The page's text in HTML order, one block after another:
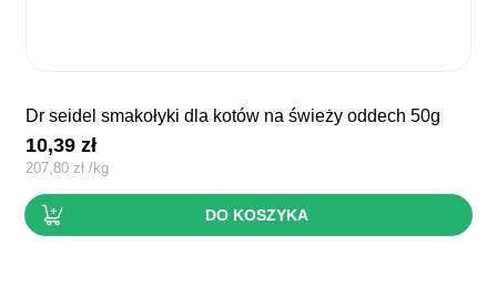
dr seidel smakołyki dla kotów na świeży oddech 50g
10,39zł
207,80 zł /kg
DO KOSZYKA